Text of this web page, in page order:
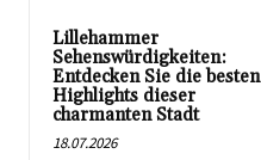
Lillehammer
Sehenswürdigkeiten:
Entdecken Sie die besten
Highlights dieser
charmanten Stadt
18.07.2026